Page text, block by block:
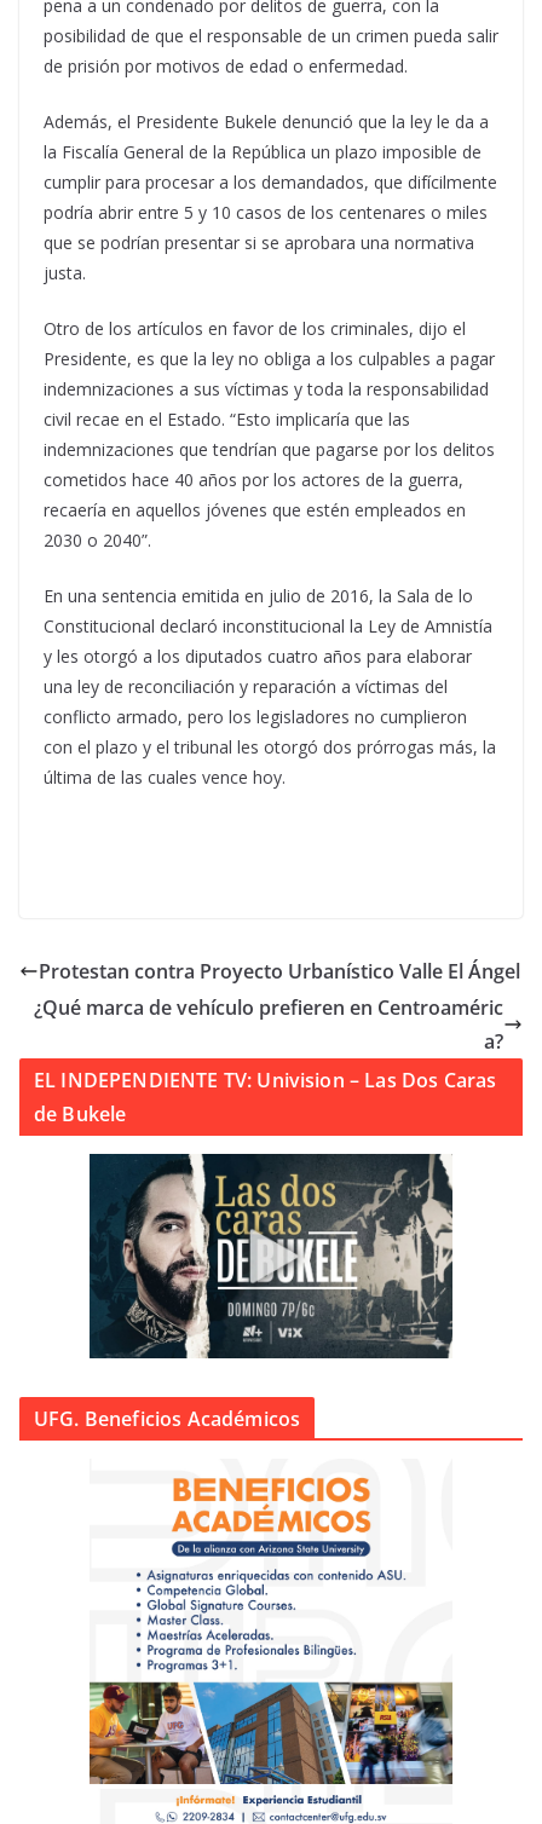
pena a un condenado por delitos de guerra, con la
posibilidad de que el responsable de un crimen pueda salir
de prisión por motivos de edad o enfermedad.
Además, el Presidente Bukele denunció que la ley le da a
la Fiscalía General de la República un plazo imposible de
cumplir para procesar a los demandados, que difícilmente
podría abrir entre 5 y 10 casos de los centenares o miles
que se podrían presentar si se aprobara una normativa
justa.
Otro de los artículos en favor de los criminales, dijo el
Presidente, es que la ley no obliga a los culpables a pagar
indemnizaciones a sus víctimas y toda la responsabilidad
civil recae en el Estado. “Esto implicaría que las
indemnizaciones que tendrían que pagarse por los delitos
cometidos hace 40 años por los actores de la guerra,
recaería en aquellos jóvenes que estén empleados en
2030 o 2040”.
En una sentencia emitida en julio de 2016, la Sala de lo
Constitucional declaró inconstitucional la Ley de Amnistía
y les otorgó a los diputados cuatro años para elaborar
una ley de reconciliación y reparación a víctimas del
conflicto armado, pero los legisladores no cumplieron
con el plazo y el tribunal les otorgó dos prórrogas más, la
última de las cuales vence hoy.
Protestan contra Proyecto Urbanístico Valle El Ángel
¿Qué marca de vehículo prefieren en Centroaméric
a?
EL INDEPENDIENTE TV: Univision – Las Dos Caras
de Bukele
UFG. Beneficios Académicos